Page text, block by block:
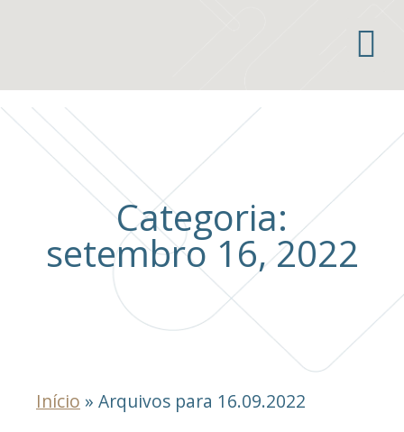
Categoria:
setembro 16, 2022
Início » Arquivos para 16.09.2022